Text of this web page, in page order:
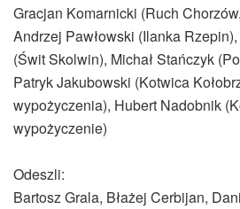
Gracjan Komarnicki (Ruch
Andrzej Pawłowski (Ilanka
(Świt Skolwin), Michał Stańczyk
Patryk Jakubowski (Kotwica
wypożyczenia), Hubert Nadobnik
wypożyczenie)
Odeszli:
Bartosz Grala, Błażej Cerbijan,